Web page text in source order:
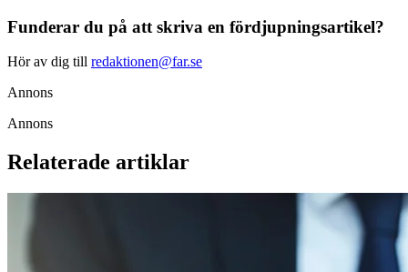
Funderar du på att skriva en fördjupningsartikel?
Hör av dig till redaktionen@far.se
Annons
Annons
Relaterade artiklar